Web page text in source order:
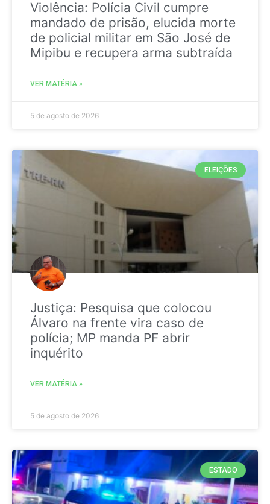
Violência: Polícia Civil cumpre
mandado de prisão, elucida morte
de policial militar em São José de
Mipibu e recupera arma subtraída
VER MATÉRIA »
5 de agosto de 2026
ELEIÇÕES
Justiça: Pesquisa que colocou
Álvaro na frente vira caso de
polícia; MP manda PF abrir
inquérito
VER MATÉRIA »
5 de agosto de 2026
ESTADO